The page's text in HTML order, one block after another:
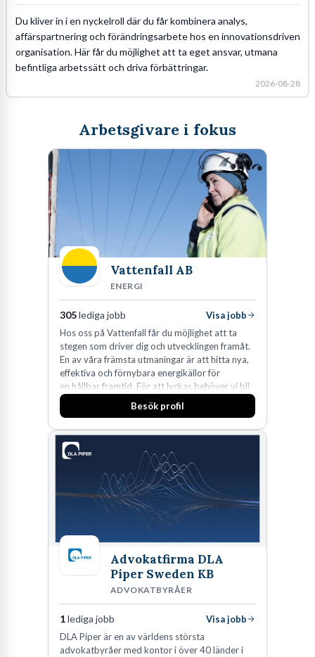
Du kliver in i en nyckelroll där du får kombinera analys,
affärspartnering och förändringsarbete hos en innovationsdriven
organisation. Här får du möjlighet att ta eget ansvar, utmana
befintliga arbetssätt och driva förbättringar.
2026-08-28
Arbetsgivare i fokus
Vattenfall AB
ENERGI
305lediga jobb
Visa jobb
Hos oss på Vattenfall får du möjlighet att ta
stegen som driver dig och utvecklingen framåt.
En av våra främsta utmaningar är att hitta nya,
effektiva och förnybara energikällor för
en hållbar framtid. För att lyckas behöver vi bli
fler medarbetare som vill göra skillnad.
Besök profil
Advokatfirma DLA
Piper Sweden KB
ADVOKATBYRÅER
1lediga jobb
Visa jobb
DLA Piper är en av världens största
advokatbyråer med kontor i över 40 länder i